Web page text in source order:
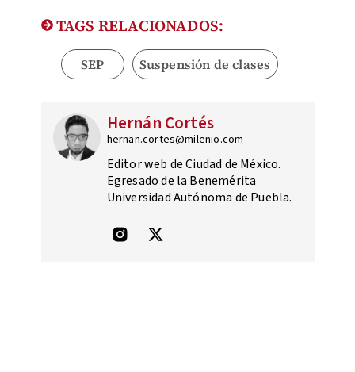
TAGS RELACIONADOS:
SEP Suspensión de clases
Hernán Cortés
hernan.cortes@milenio.com
Editor web de Ciudad de México.
Egresado de la Benemérita
Universidad Autónoma de Puebla.